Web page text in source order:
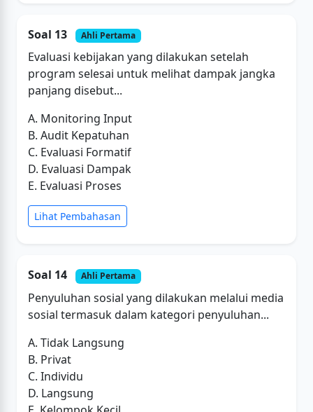
Soal 13 Ahli Pertama
Evaluasi kebijakan yang dilakukan setelah
program selesai untuk melihat dampak jangka
panjang disebut...
A. Monitoring Input
B. Audit Kepatuhan
C. Evaluasi Formatif
D. Evaluasi Dampak
E. Evaluasi Proses
Lihat Pembahasan
Soal 14 Ahli Pertama
Penyuluhan sosial yang dilakukan melalui media
sosial termasuk dalam kategori penyuluhan...
A. Tidak Langsung
B. Privat
C. Individu
D. Langsung